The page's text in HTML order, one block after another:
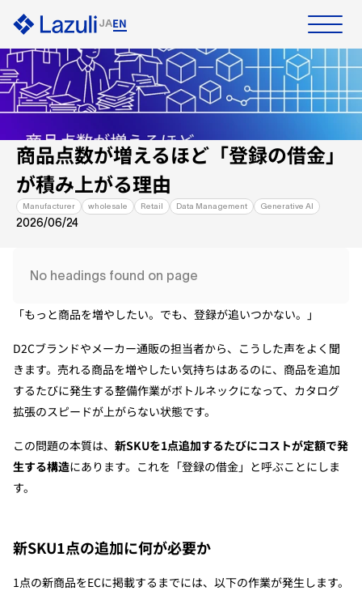
JAEN
Solutions
Home
Case Studies
About Us
Recruitment
News
Download docs
商品点数が増えるほど「登録の借金」
が積み上がる理由
Manufacturer wholesale Retail Data Management Generative AI
2026/06/24
No headings found on page
「もっと商品を増やしたい。でも、登録が追いつかない。」
D2Cブランドやメーカー通販の担当者から、こうした声をよく聞
きます。売れる商品を増やしたい気持ちはあるのに、商品を追加
するたびに発生する整備作業がボトルネックになって、カタログ
拡張のスピードが上がらない状態です。
この問題の本質は、 新SKUを1点追加するたびにコストが定額で発
生する構造にあります。これを「登録の借金」と呼ぶことにしま
す。
新SKU1点の追加に何が必要か
1点の新商品をECに掲載するまでには、以下の作業が発生します。